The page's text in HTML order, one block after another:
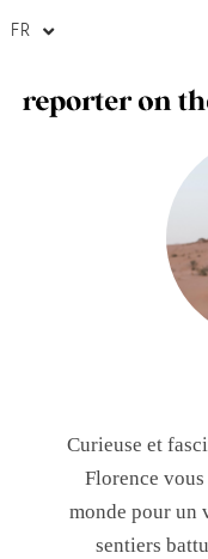
FR
Curieuse et
Florence
monde pour un
sentiers